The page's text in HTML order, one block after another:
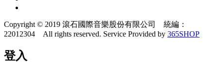
Copyright © 2019 滾石國際音樂股份有限公司 統編：
22012304 All rights reserved. Service Provided by 365SHOP
登入